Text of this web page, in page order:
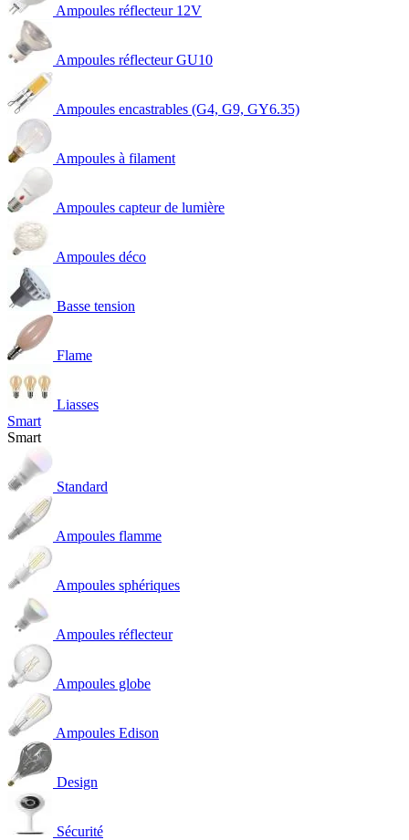
Ampoules réflecteur 12V
Ampoules réflecteur GU10
Ampoules encastrables (G4, G9, GY6.35)
Ampoules à filament
Ampoules capteur de lumière
Ampoules déco
Basse tension
Flame
Liasses
Smart
Smart
Standard
Ampoules flamme
Ampoules sphériques
Ampoules réflecteur
Ampoules globe
Ampoules Edison
Design
Sécurité